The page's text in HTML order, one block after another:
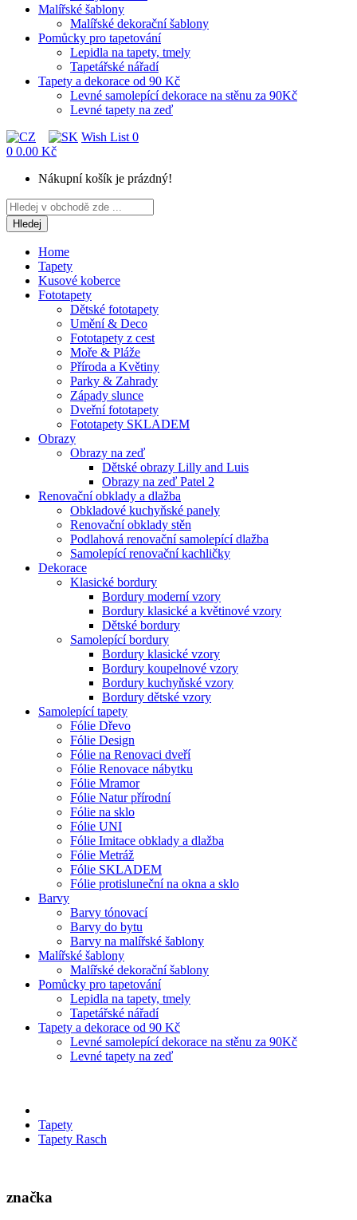
Malířské šablony
Malířské dekorační šablony
Pomůcky pro tapetování
Lepidla na tapety, tmely
Tapetářské nářadí
Tapety a dekorace od 90 Kč
Levné samolepící dekorace na stěnu za 90Kč
Levné tapety na zeď
Wish List 0
0 0.00 Kč
Nákupní košík je prázdný!
Hledej
Home
Tapety
Kusové koberce
Fototapety
Dětské fototapety
Umění & Deco
Fototapety z cest
Moře & Pláže
Příroda a Květiny
Parky & Zahrady
Západy slunce
Dveřní fototapety
Fototapety SKLADEM
Obrazy
Obrazy na zeď
Dětské obrazy Lilly and Luis
Obrazy na zeď Patel 2
Renovační obklady a dlažba
Obkladové kuchyňské panely
Renovační obklady stěn
Podlahová renovační samolepící dlažba
Samolepící renovační kachličky
Dekorace
Klasické bordury
Bordury moderní vzory
Bordury klasické a květinové vzory
Dětské bordury
Samolepící bordury
Bordury klasické vzory
Bordury koupelnové vzory
Bordury kuchyňské vzory
Bordury dětské vzory
Samolepící tapety
Fólie Dřevo
Fólie Design
Fólie na Renovaci dveří
Fólie Renovace nábytku
Fólie Mramor
Fólie Natur přírodní
Fólie na sklo
Fólie UNI
Fólie Imitace obklady a dlažba
Fólie Metráž
Fólie SKLADEM
Fólie protisluneční na okna a sklo
Barvy
Barvy tónovací
Barvy do bytu
Barvy na malířské šablony
Malířské šablony
Malířské dekorační šablony
Pomůcky pro tapetování
Lepidla na tapety, tmely
Tapetářské nářadí
Tapety a dekorace od 90 Kč
Levné samolepící dekorace na stěnu za 90Kč
Levné tapety na zeď
Tapety
Tapety Rasch
značka